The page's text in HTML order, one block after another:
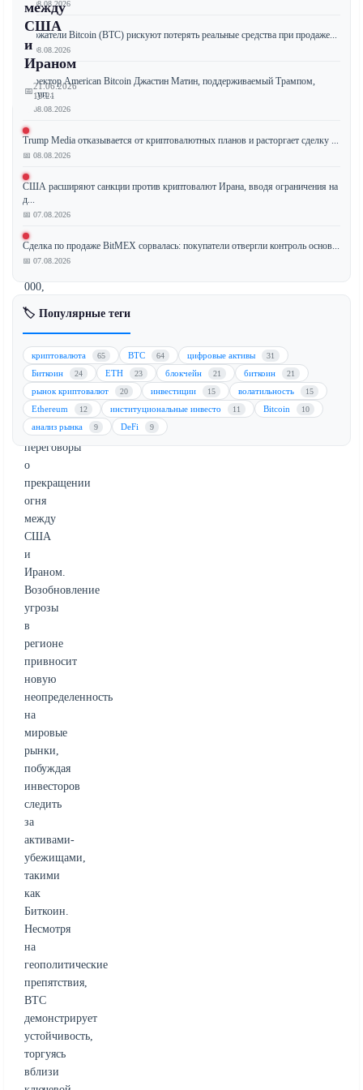
между
США
и
Ираном
📅21.06.2026
10:21
Биткоин
(BTC)
сохраняет
позиции
вблизи
уровня
000,
поскольку
геополитическая
в
Ормузском
проливе
омрачает
продолжающиеся
переговоры
о
прекращении
огня
между
США
и
Ираном.
Возобновление
угрозы
в
регионе
привносит
новую
неопределенность
на
мировые
рынки,
побуждая
инвесторов
следить
за
активами-
убежищами,
такими
как
Биткоин.
Несмотря
на
геополитические
препятствия,
BTC
демонстрирует
устойчивость,
торгуясь
вблизи
📅 08.08.2026
Держатели Bitcoin (BTC) рискуют потерять реальные средства при продаже...
📅 08.08.2026
Директор American Bitcoin Джастин Матин, поддерживаемый Трампом,
покуп...
📅 08.08.2026
Trump Media отказывается от криптовалютных планов и расторгает сделку ...
📅 08.08.2026
США расширяют санкции против криптовалют Ирана, вводя ограничения на
д...
📅 07.08.2026
Сделка по продаже BitMEX сорвалась: покупатели отвергли контроль основ...
📅 07.08.2026
🏷️ Популярные теги
криптовалюта 65 BTC 64 цифровые активы 31
Биткоин 24 ETH 23 блокчейн 21 биткоин 21
рынок криптовалют 20 инвестиции 15 волатильность 15
Ethereum 12 институциональные инвесто 11 Bitcoin 10
анализ рынка 9 DeFi 9